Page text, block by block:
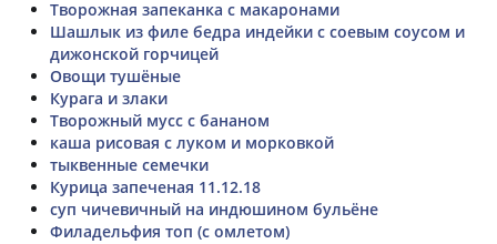
Творожная запеканка с макаронами
Шашлык из филе бедра индейки с соевым соусом и
дижонской горчицей
Овощи тушёные
Курага и злаки
Творожный мусс с бананом
каша рисовая с луком и морковкой
тыквенные семечки
Курица запеченая 11.12.18
суп чичевичный на индюшином бульёне
Филадельфия топ (с омлетом)